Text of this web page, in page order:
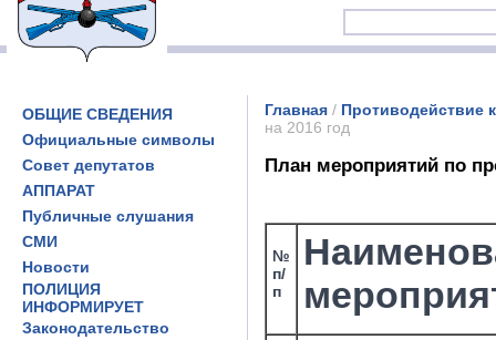
ОБЩИЕ СВЕДЕНИЯ
Официальные символы
Совет депутатов
АППАРАТ
Публичные слушания
СМИ
Новости
ПОЛИЦИЯ
ИНФОРМИРУЕТ
Законодательство
Главная / Противодействие
на 2016 год
План мероприятий по
№
п/
п